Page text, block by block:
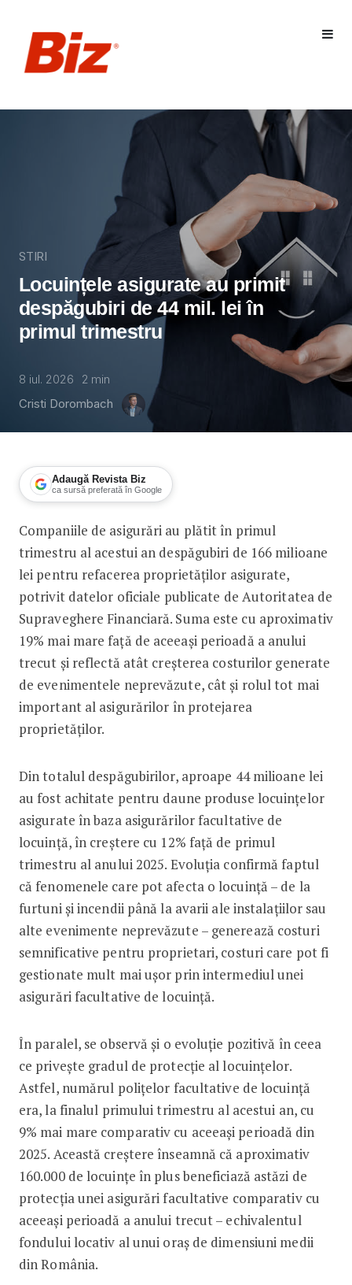
STIRI
Locuințele asigurate au primit
despăgubiri de 44 mil. lei în
primul trimestru
8 iul. 2026 2 min
Cristi Dorombach
Adaugă Revista Biz
ca sursă preferată în Google
Locuințele asigurate au primit
Companiile de asigurări au plătit în primul
trimestru al acestui an despăgubiri de 166 milioane
lei pentru refacerea proprietăților asigurate,
potrivit datelor oficiale publicate de Autoritatea de
Supraveghere Financiară. Suma este cu aproximativ
19% mai mare față de aceeași perioadă a anului
trecut și reflectă atât creșterea costurilor generate
de evenimentele neprevăzute, cât și rolul tot mai
important al asigurărilor în protejarea
proprietăților.
Din totalul despăgubirilor, aproape 44 milioane lei
au fost achitate pentru daune produse locuințelor
asigurate în baza asigurărilor facultative de
locuință, în creștere cu 12% față de primul
trimestru al anului 2025. Evoluția confirmă faptul
că fenomenele care pot afecta o locuință – de la
furtuni și incendii până la avarii ale instalațiilor sau
alte evenimente neprevăzute – generează costuri
semnificative pentru proprietari, costuri care pot fi
gestionate mult mai ușor prin intermediul unei
asigurări facultative de locuință.
În paralel, se observă și o evoluție pozitivă în ceea
ce privește gradul de protecție al locuințelor.
Astfel, numărul polițelor facultative de locuință
era, la finalul primului trimestru al acestui an, cu
9% mai mare comparativ cu aceeași perioadă din
2025. Această creștere înseamnă că aproximativ
160.000 de locuințe în plus beneficiază astăzi de
protecția unei asigurări facultative comparativ cu
aceeași perioadă a anului trecut – echivalentul
fondului locativ al unui oraș de dimensiuni medii
din România.